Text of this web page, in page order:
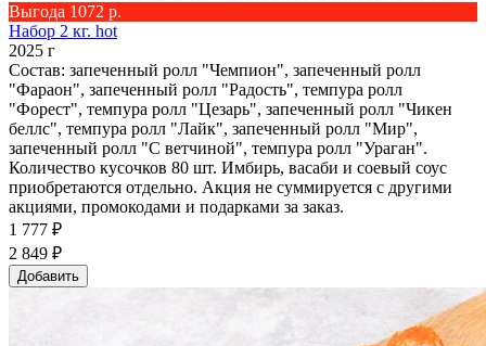
Выгода 1072 р.
Набор 2 кг. hot
2025 г
Состав: запеченный ролл "Чемпион", запеченный ролл
"Фараон", запеченный ролл "Радость", темпура ролл
"Форест", темпура ролл "Цезарь", запеченный ролл "Чикен
беллс", темпура ролл "Лайк", запеченный ролл "Мир",
запеченный ролл "С ветчиной", темпура ролл "Ураган".
Количество кусочков 80 шт. Имбирь, васаби и соевый соус
приобретаются отдельно. Акция не суммируется с другими
акциями, промокодами и подарками за заказ.
1 777 ₽
2 849 ₽
Добавить